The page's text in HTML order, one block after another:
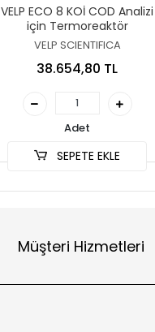
VELP ECO 8 KOİ COD Analizi
için Termoreaktör
VELP SCIENTIFICA
38.654,80 TL
Adet
SEPETE EKLE
Müşteri Hizmetleri